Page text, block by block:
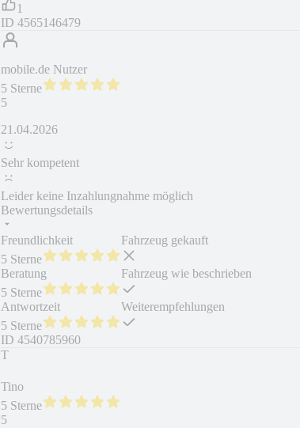
1
ID 4565146479
mobile.de Nutzer
5 Sterne
5
21.04.2026
Sehr kompetent
Leider keine Inzahlungnahme möglich
Bewertungsdetails
Freundlichkeit
5 Sterne
Beratung
5 Sterne
Antwortzeit
5 Sterne
Fahrzeug gekauft
Fahrzeug wie beschrieben
Weiterempfehlungen
ID 4540785960
T
Tino
5 Sterne
5